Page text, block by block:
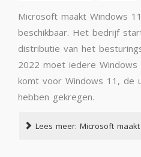
Microsoft maakt Windows
beschikbaar. Het bedrijf
distributie van het
2022 moet iedere Windows
komt voor Windows 11, de
hebben gekregen.
Lees meer: Microsoft